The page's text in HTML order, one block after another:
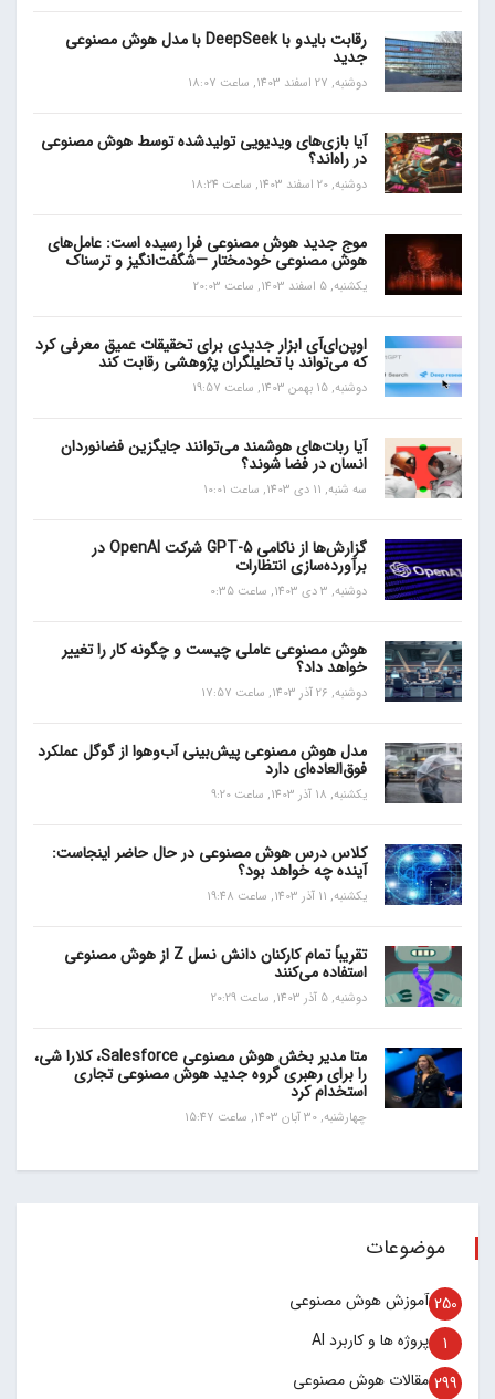
رقابت بایدو با DeepSeek با مدل هوش مصنوعی
جدید
دوشنبه, 27 اسفند 1403, ساعت 18:07
آیا بازی‌های ویدیویی تولیدشده توسط هوش مصنوعی
در راه‌اند؟
دوشنبه, 20 اسفند 1403, ساعت 18:24
موج جدید هوش مصنوعی فرا رسیده است: عامل‌های
هوش مصنوعی خودمختار —شگفت‌انگیز و ترسناک
یکشنبه, 5 اسفند 1403, ساعت 20:03
اوپن‌ای‌آی ابزار جدیدی برای تحقیقات عمیق معرفی کرد
که می‌تواند با تحلیلگران پژوهشی رقابت کند
دوشنبه, 15 بهمن 1403, ساعت 19:57
آیا ربات‌های هوشمند می‌توانند جایگزین فضانوردان
انسان در فضا شوند؟
سه شنبه, 11 دی 1403, ساعت 10:01
گزارش‌ها از ناکامی GPT-5 شرکت OpenAI در
برآورده‌سازی انتظارات
دوشنبه, 3 دی 1403, ساعت 0:35
هوش مصنوعی عاملی چیست و چگونه کار را تغییر
خواهد داد؟
دوشنبه, 26 آذر 1403, ساعت 17:57
مدل هوش مصنوعی پیش‌بینی آب‌و‌هوا از گوگل عملکرد
فوق‌العاده‌ای دارد
یکشنبه, 18 آذر 1403, ساعت 9:20
کلاس درس هوش مصنوعی در حال حاضر اینجاست:
آینده چه خواهد بود؟
یکشنبه, 11 آذر 1403, ساعت 19:48
تقریباً تمام کارکنان دانش نسل Z از هوش مصنوعی
استفاده می‌کنند
دوشنبه, 5 آذر 1403, ساعت 20:29
متا مدیر بخش هوش مصنوعی Salesforce، کلارا شی،
را برای رهبری گروه جدید هوش مصنوعی تجاری
استخدام کرد
چهارشنبه, 30 آبان 1403, ساعت 15:47
موضوعات
آموزش هوش مصنوعی 250
پروژه ها و کاربرد AI 1
مقالات هوش مصنوعی 299